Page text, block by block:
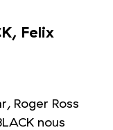
Felix
Roger Ross
nous